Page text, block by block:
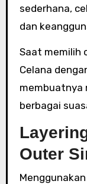
sederhana,
dan
Saat memilih
Celana
membuatnya
berbagai
Outer